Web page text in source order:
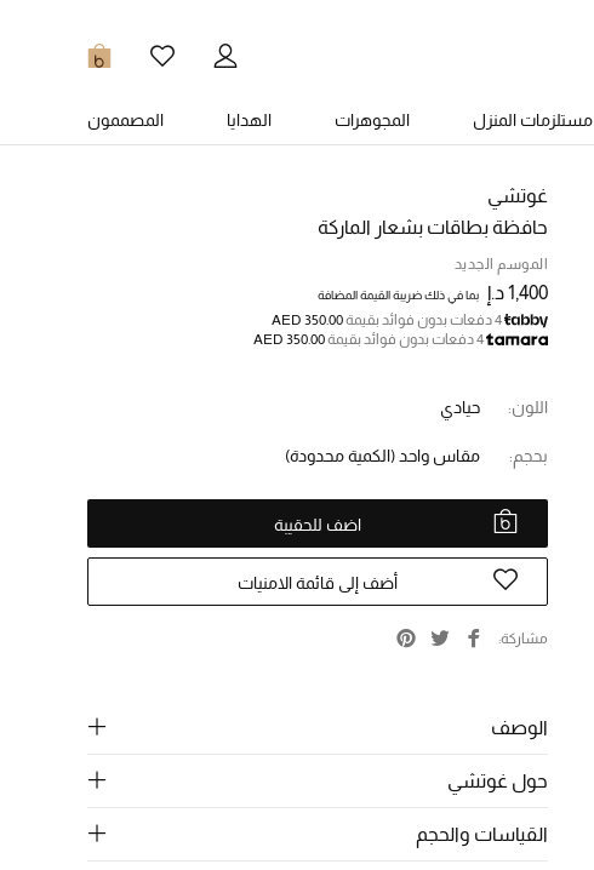
0
مستلزمات المنزل المجوهرات الهدايا المصممون
غوتشي
حافظة بطاقات بشعار الماركة
الموسم الجديد
1,400 د.إ بما في ذلك ضريبة القيمة المضافة
4 دفعات بدون فوائد بقيمة
AED 350.00
4 دفعات بدون فوائد بقيمة
AED 350.00
اللون: حيادي
بحجم: مقاس واحد (الكمية محدودة)
اضف للحقيبة
أضف إلى قائمة الامنيات
مشاركة
الوصف
حول غوتشي
القياسات والحجم